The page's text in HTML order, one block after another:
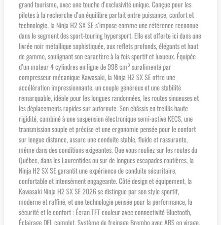
grand tourisme, avec une touche d’exclusivité unique. Conçue pour les
pilotes à la recherche d’un équilibre parfait entre puissance, confort et
technologie, la Ninja H2 SX SE s’impose comme une référence reconnue
dans le segment des sport-touring hypersport. Elle est offerte ici dans une
livrée noir métallique sophistiquée, aux reflets profonds, élégants et haut
de gamme, soulignant son caractère à la fois sportif et luxueux. Équipée
d’un moteur 4 cylindres en ligne de 998 cm³ suralimenté par
compresseur mécanique Kawasaki, la Ninja H2 SX SE offre une
accélération impressionnante, un couple généreux et une stabilité
remarquable, idéale pour les longues randonnées, les routes sinueuses et
les déplacements rapides sur autoroute. Son châssis en treillis haute
rigidité, combiné à une suspension électronique semi-active KECS, une
transmission souple et précise et une ergonomie pensée pour le confort
sur longue distance, assure une conduite stable, fluide et rassurante,
même dans des conditions exigeantes. Que vous rouliez sur les routes du
Québec, dans les Laurentides ou sur de longues escapades routières, la
Ninja H2 SX SE garantit une expérience de conduite sécuritaire,
confortable et intensément engageante. Côté design et équipement, la
Kawasaki Ninja H2 SX SE 2026 se distingue par son style sportif,
moderne et raffiné, et une technologie pensée pour la performance, la
sécurité et le confort : Écran TFT couleur avec connectivité Bluetooth,
Éclairage DEL complet, Système de freinage Brembo avec ABS en virage,